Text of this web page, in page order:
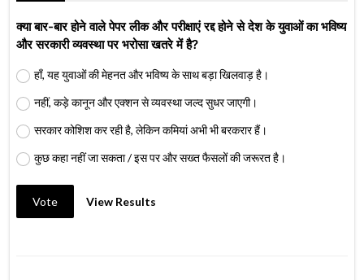
क्या बार-बार होने वाले पेपर लीक और परीक्षाएं रद्द होने से देश के युवाओं का भविष्य
और सरकारी व्यवस्था पर भरोसा खतरे में है?
हाँ, यह युवाओं की मेहनत और भविष्य के साथ बड़ा खिलवाड़ है।
नहीं, कड़े कानून और एक्शन से व्यवस्था जल्द सुधर जाएगी।
सरकार कोशिश कर रही है, लेकिन कमियां अभी भी बरकरार हैं।
कुछ कहा नहीं जा सकता / इस पर और सख्त फैसलों की जरूरत है।
Vote View Results